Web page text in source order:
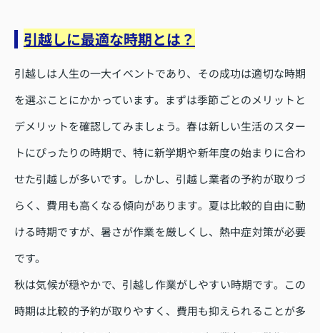
引越しに最適な時期とは？
引越しは人生の一大イベントであり、その成功は適切な時期
を選ぶことにかかっています。まずは季節ごとのメリットと
デメリットを確認してみましょう。春は新しい生活のスター
トにぴったりの時期で、特に新学期や新年度の始まりに合わ
せた引越しが多いです。しかし、引越し業者の予約が取りづ
らく、費用も高くなる傾向があります。夏は比較的自由に動
ける時期ですが、暑さが作業を厳しくし、熱中症対策が必要
です。
秋は気候が穏やかで、引越し作業がしやすい時期です。この
時期は比較的予約が取りやすく、費用も抑えられることが多